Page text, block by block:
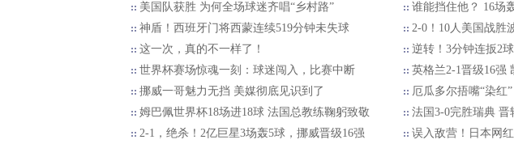
美国队获胜 为何全场球迷齐唱“乡村路”
谁能挡住他？ 16场
神盾！西班牙门将西蒙连续519分钟未失球
2-0！10人美国战胜
这一次，真的不一样了！
逆转！3分钟连扳2
世界杯赛场惊魂一刻：球迷闯入，比赛中断
英格兰2-1晋级16强
挪威一哥魅力无挡 美媒彻底见识到了
厄瓜多尔捂嘴“染红
姆巴佩世界杯18场进18球 法国总教练鞠躬致敬
法国3-0完胜瑞典 晋
2-1，绝杀！2亿巨星3场轰5球，挪威晋级16强
误入敌营！日本网